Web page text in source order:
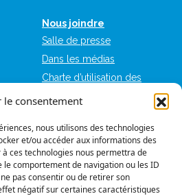
le consentement
nous utilisons des technologies
et/ou accéder aux informations des
ces technologies nous permettra de
comportement de navigation ou les ID
pas consentir ou de retirer son
négatif sur certaines caractéristiques
Nous joindre
Salle de presse
Dans les médias
Charte d’utilisation des
de la FIQ
Logos et normes
graphiques
FIQ Militantes
IntraFIQ